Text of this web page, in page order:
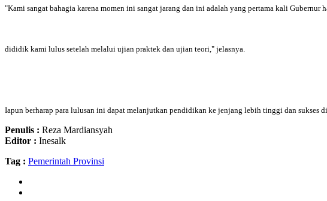
"Kami sangat bahagia karena momen ini sangat jarang dan ini adalah yang pertama kali
dididik kami lulus setelah melalui ujian praktek dan ujian teori," jelasnya.
Iapun berharap para lulusan ini dapat melanjutkan pendidikan ke jenjang lebih tinggi dan sukses
Penulis : Reza Mardiansyah
Editor : Inesalk
Tag : Pemerintah Provinsi